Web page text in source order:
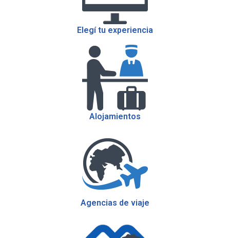
Elegí tu experiencia
Alojamientos
Agencias de viaje